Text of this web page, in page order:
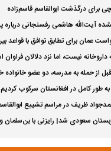
برای درگذشت ابوالقاسم قاسم‌زاده
آیت‌الله هاشمی رفسنجانی درباره
عمان برای تطابق توافق با قواعد
داروخانه نیست، اما نزد دلالان
از حمله به مدرسه، دو عضو خانواده
طور کامل در افغانستان سرکوب کردیم
ظریف در مراسم تشییع
سعودی شد| رایزنی با